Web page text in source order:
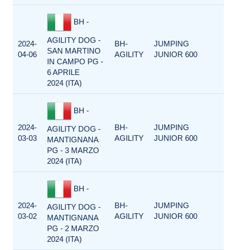
2024-
04-06
BH -
AGILITY DOG -
SAN MARTINO
IN CAMPO PG -
6 APRILE
2024 (ITA)
BH-
AGILITY
JUMPING
JUNIOR 600
2024-
03-03
BH -
AGILITY DOG -
MANTIGNANA
PG - 3 MARZO
2024 (ITA)
BH-
AGILITY
JUMPING
JUNIOR 600
2024-
03-02
BH -
AGILITY DOG -
MANTIGNANA
PG - 2 MARZO
2024 (ITA)
BH-
AGILITY
JUMPING
JUNIOR 600